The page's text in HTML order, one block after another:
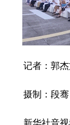
记者：郭杰
摄制：段骞
新华社音视